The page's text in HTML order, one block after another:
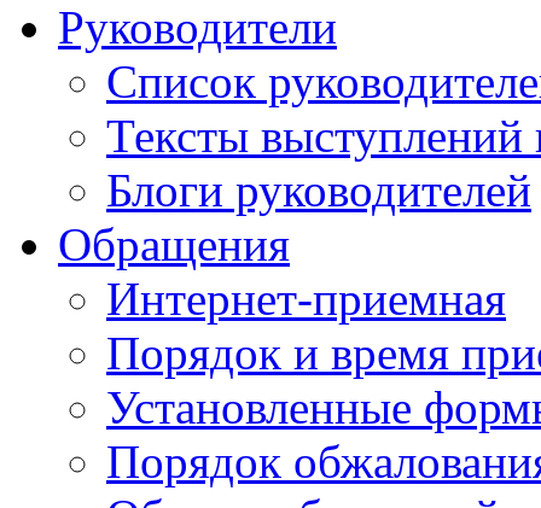
Руководители
Список
Тексты выступлений
Блоги руководителей
Обращения
Интернет-приемная
Порядок и время
Установленные
Порядок